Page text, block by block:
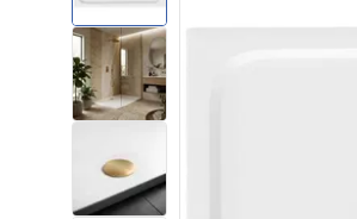
Tuš kade
Linearni odvodi
Zahodi, toaleti